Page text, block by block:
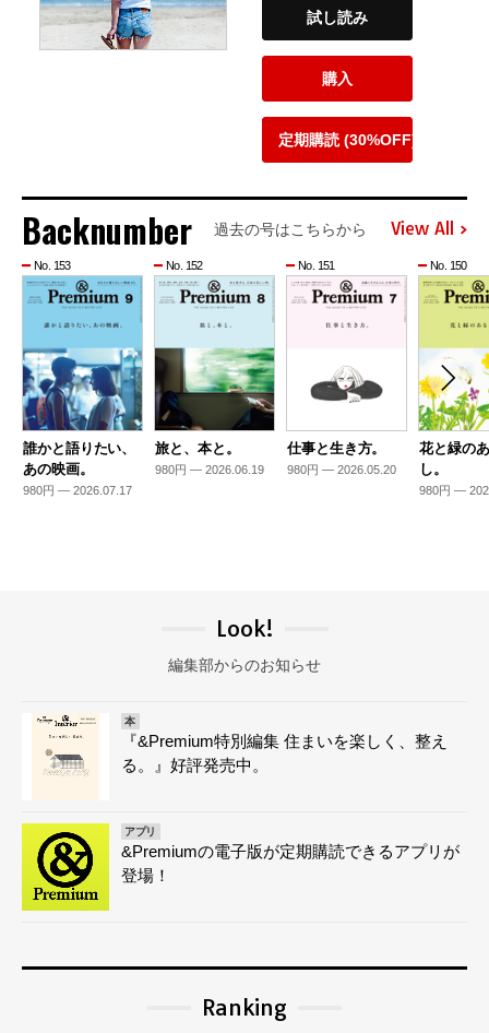
試し読み
購入
定期購読 (30%OFF)
Backnumber 過去の号はこちらから View All
No. 153
誰かと語りたい、
あの映画。
980円 — 2026.07.17
No. 152
旅と、本と。
980円 — 2026.06.19
No. 151
仕事と生き方。
980円 — 2026.05.20
No. 150
花と緑の
し。
980円 —
Look!
編集部からのお知らせ
本
『&Premium特別編集 住まいを楽しく、整え
る。』好評発売中。
アプリ
&Premiumの電子版が定期購読できるアプリが
登場！
Ranking